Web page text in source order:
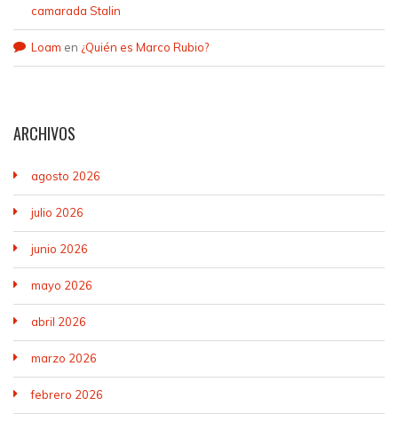
camarada Stalin
Loam en ¿Quién es Marco Rubio?
ARCHIVOS
agosto 2026
julio 2026
junio 2026
mayo 2026
abril 2026
marzo 2026
febrero 2026